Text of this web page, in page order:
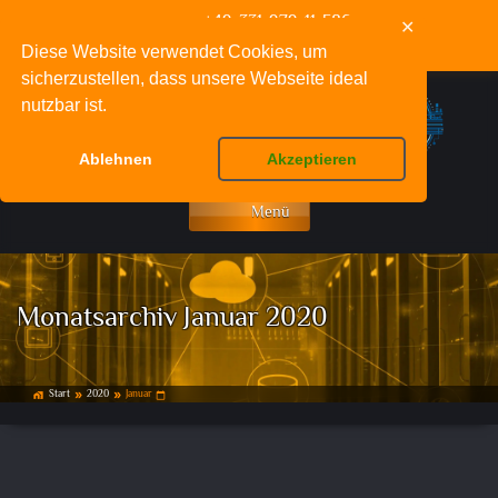
Diese Website verwendet Cookies, um
sicherzustellen, dass unsere Webseite ideal
nutzbar ist.
Ablehnen Akzeptieren
✕
+49-331-979-11-586
info@deinnetzwerkfachmann.de
Menü
Monatsarchiv Januar 2020
home_work Start double_arrow 2020 double_arrow Januar calendar_today